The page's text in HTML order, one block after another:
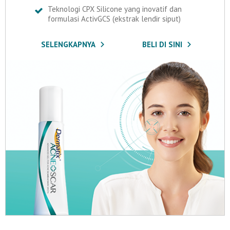
Teknologi CPX Silicone yang inovatif dan
formulasi ActivGCS (ekstrak lendir siput)
SELENGKAPNYA BELI DI SINI